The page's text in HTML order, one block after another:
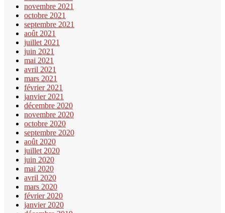
novembre 2021
octobre 2021
septembre 2021
août 2021
juillet 2021
juin 2021
mai 2021
avril 2021
mars 2021
février 2021
janvier 2021
décembre 2020
novembre 2020
octobre 2020
septembre 2020
août 2020
juillet 2020
juin 2020
mai 2020
avril 2020
mars 2020
février 2020
janvier 2020